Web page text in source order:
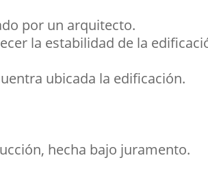
por un arquitecto.
la estabilidad de la
ubicada la edificación.
hecha bajo juramento.